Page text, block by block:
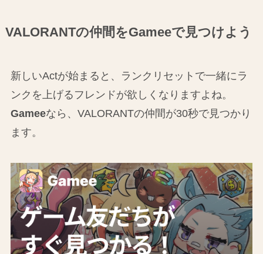
VALORANTの仲間をGameeで見つけよう
新しいActが始まると、ランクリセットで一緒にラ
ンクを上げるフレンドが欲しくなりますよね。
Gameeなら、VALORANTの仲間が30秒で見つかり
ます。